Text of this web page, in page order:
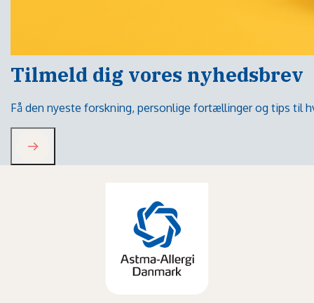
Tilmeld dig vores nyhedsbrev
Få den nyeste forskning, personlige fortællinger og tips til